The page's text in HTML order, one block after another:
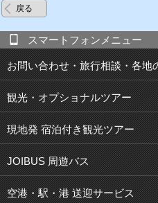
戻る
スマートフォンメニュー
お問い合わせ・旅行相談・各地
観光・オプショナルツアー
現地発 宿泊付き観光ツアー
JOIBUS 周遊バス
空港・駅・港 送迎サービス